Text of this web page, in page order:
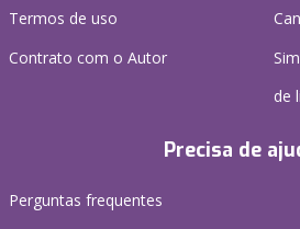
Termos de uso
Contrato com o Autor
de
Precisa de
Perguntas frequentes